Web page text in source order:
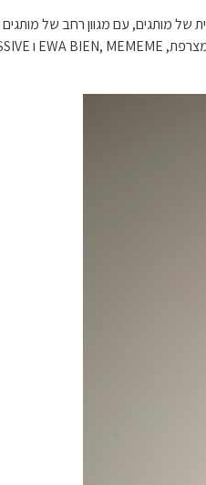
של מותגים, עם מגוון רחב של